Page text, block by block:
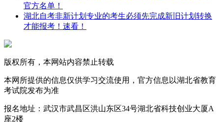
官方名单！
湖北自考非新计划专业的考生必须先完成新旧计划转换
才能报考！速看！
版权所有，本网站内容禁止转载
本网所提供的信息仅供学习交流使用，官方信息以湖北省教育
考试院发布为准
报名地址：武汉市武昌区洪山东区34号湖北省科技创业大厦A
座2楼